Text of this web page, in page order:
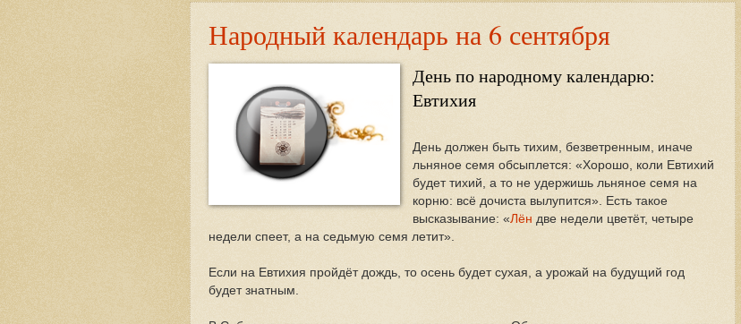
Народный календарь на 6 сентября
День по народному календарю:
Евтихия
День должен быть тихим, безветренным, иначе
льняное семя обсыплется: «Хорошо, коли Евтихий
будет тихий, а то не удержишь льняное семя на
корню: всё дочиста вылупится». Есть такое
высказывание: «Лён две недели цветёт, четыре
недели спеет, а на седьмую семя летит».
Если на Евтихия пройдёт дождь, то осень будет сухая, а урожай на будущий год
будет знатным.